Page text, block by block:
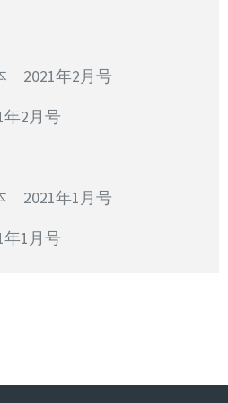
2021年2月号
2月号
2021年1月号
1月号